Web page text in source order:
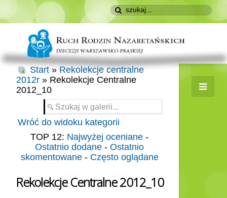
Start » Rekolekcje centralne
2012r » Rekolekcje Centralne
2012_10
Wróć do widoku kategorii
TOP 12: Najwyżej oceniane -
Ostatnio dodane - Ostatnio
skomentowane- Często oglądane
Rekolekcje Centralne 2012_10